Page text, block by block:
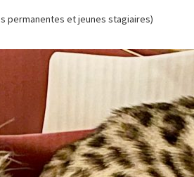
permanentes et jeunes stagiaires)